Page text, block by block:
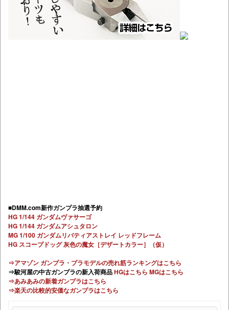
■DMM.com新作ガンプラ抽選予約
HG 1/144 ガンダムヴァサーゴ
HG 1/144 ガンダムアシュタロン
MG 1/100 ガンダムリバティアストレイ レッドフレーム
HG スコープドッグ 灰色の魔女［デザートカラー］（仮）
⇒アマゾン ガンプラ・プラモデルの売れ筋ランキングはこちら
⇒駿河屋の中古ガンプラの新入荷商品HGはこちら MGはこちら
⇒あみあみの新着ガンプラはこちら
⇒楽天の比較的安価なガンプラはこちら